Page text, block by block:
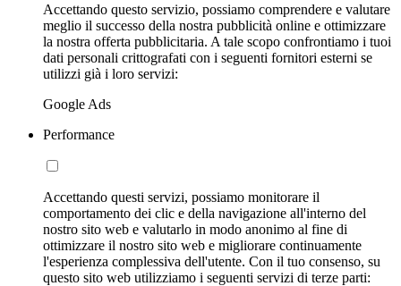
Accettando questo servizio, possiamo comprendere e valutare
meglio il successo della nostra pubblicità online e ottimizzare
la nostra offerta pubblicitaria. A tale scopo confrontiamo i tuoi
dati personali crittografati con i seguenti fornitori esterni se
utilizzi già i loro servizi:
Google Ads
Performance
Accettando questi servizi, possiamo monitorare il
comportamento dei clic e della navigazione all'interno del
nostro sito web e valutarlo in modo anonimo al fine di
ottimizzare il nostro sito web e migliorare continuamente
l'esperienza complessiva dell'utente. Con il tuo consenso, su
questo sito web utilizziamo i seguenti servizi di terze parti: